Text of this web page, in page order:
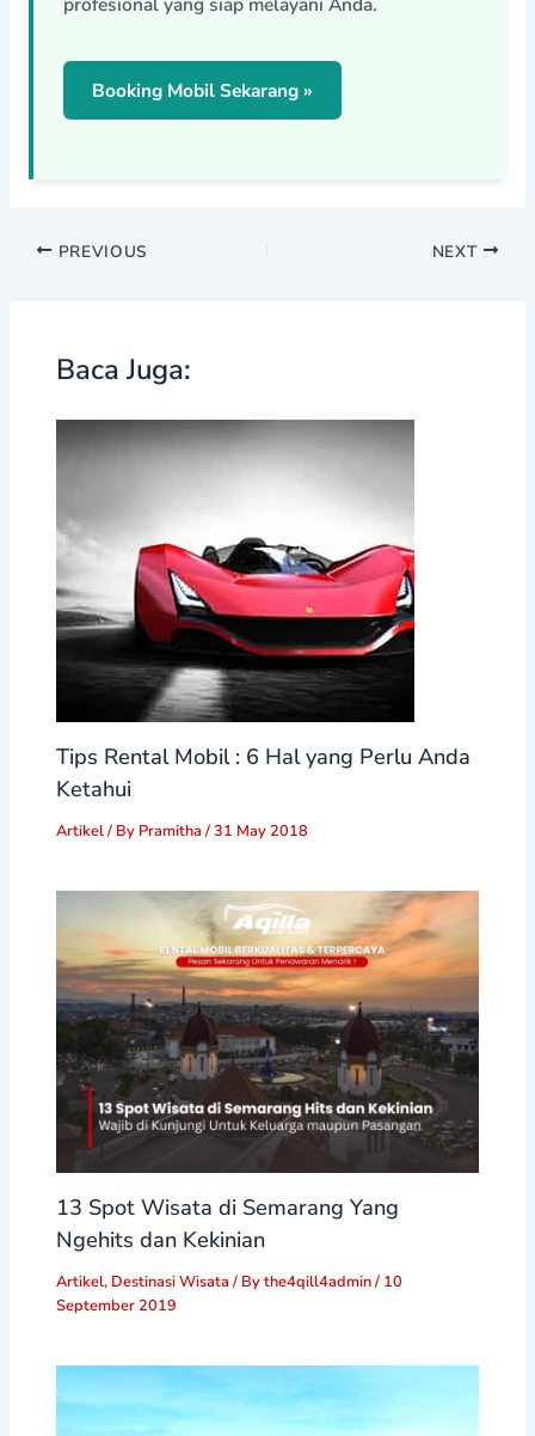
Booking Mobil Sekarang »
PREVIOUS NEXT
Baca Juga:
Tips Rental Mobil : 6 Hal yang Perlu Anda
Ketahui
Artikel/ By Pramitha/31 May 2018
13 Spot Wisata di Semarang Yang
Ngehits dan Kekinian
Artikel, Destinasi Wisata / Bythe4qill4admin/ 10
September 2019